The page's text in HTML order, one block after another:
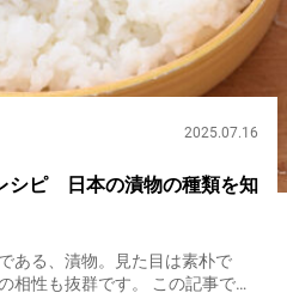
2025.07.16
シピ 日本の漬物の種類を知
ある、漬物。見た目は素朴で
相性も抜群です。 この記事で